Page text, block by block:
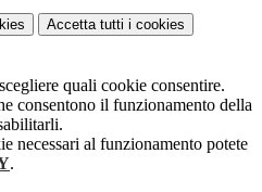
Accetta tutti i cookies
quali cookie consentire.
consentono il funzionamento della
necessari al funzionamento potete
.